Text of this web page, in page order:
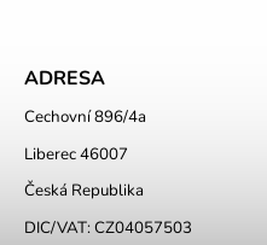
ADRESA
Cechovní 896/4a
Liberec 46007
Česká Republika
DIC/VAT: CZ04057503